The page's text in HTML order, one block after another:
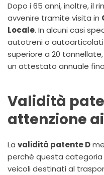
Dopo i 65 anni, inoltre, il
avvenire tramite visita in
Locale. In alcuni casi
autotreni o
superiore a 20
un attestato annuale fino
Validità
attenzione
La validità patente D
perché questa
veicoli destinati al